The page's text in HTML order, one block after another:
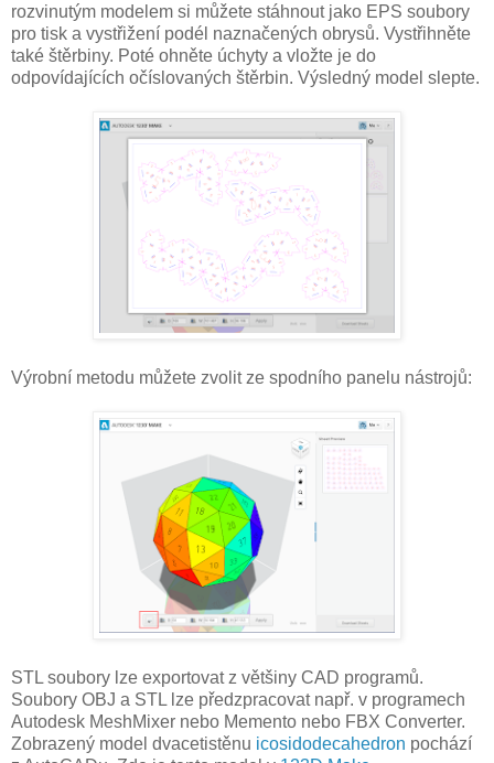
rozvinutým modelem si můžete stáhnout jako EPS soubory
pro tisk a vystřižení podél naznačených obrysů. Vystřihněte
také štěrbiny. Poté ohněte úchyty a vložte je do
odpovídajících očíslovaných štěrbin. Výsledný model slepte.
Výrobní metodu můžete zvolit ze spodního panelu nástrojů:
STL soubory lze exportovat z většiny CAD programů.
Soubory OBJ a STL lze předzpracovat např. v programech
Autodesk MeshMixer nebo Memento nebo FBX Converter.
Zobrazený model dvacetistěnu icosidodecahedron pochází